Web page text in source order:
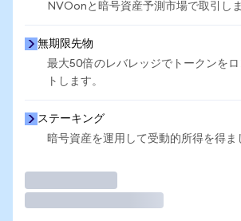
NVOonと暗号資産予測市場で取引しま
無期限先物
最大50倍のレバレッジでトークンを
トします。
ステーキング
暗号資産を運用して受動的所得を得ま